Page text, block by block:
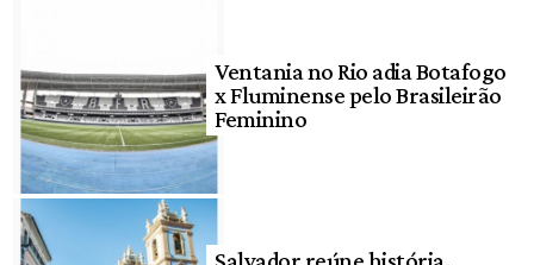
Ventania no Rio adia Botafogo
x Fluminense pelo Brasileirão
Feminino